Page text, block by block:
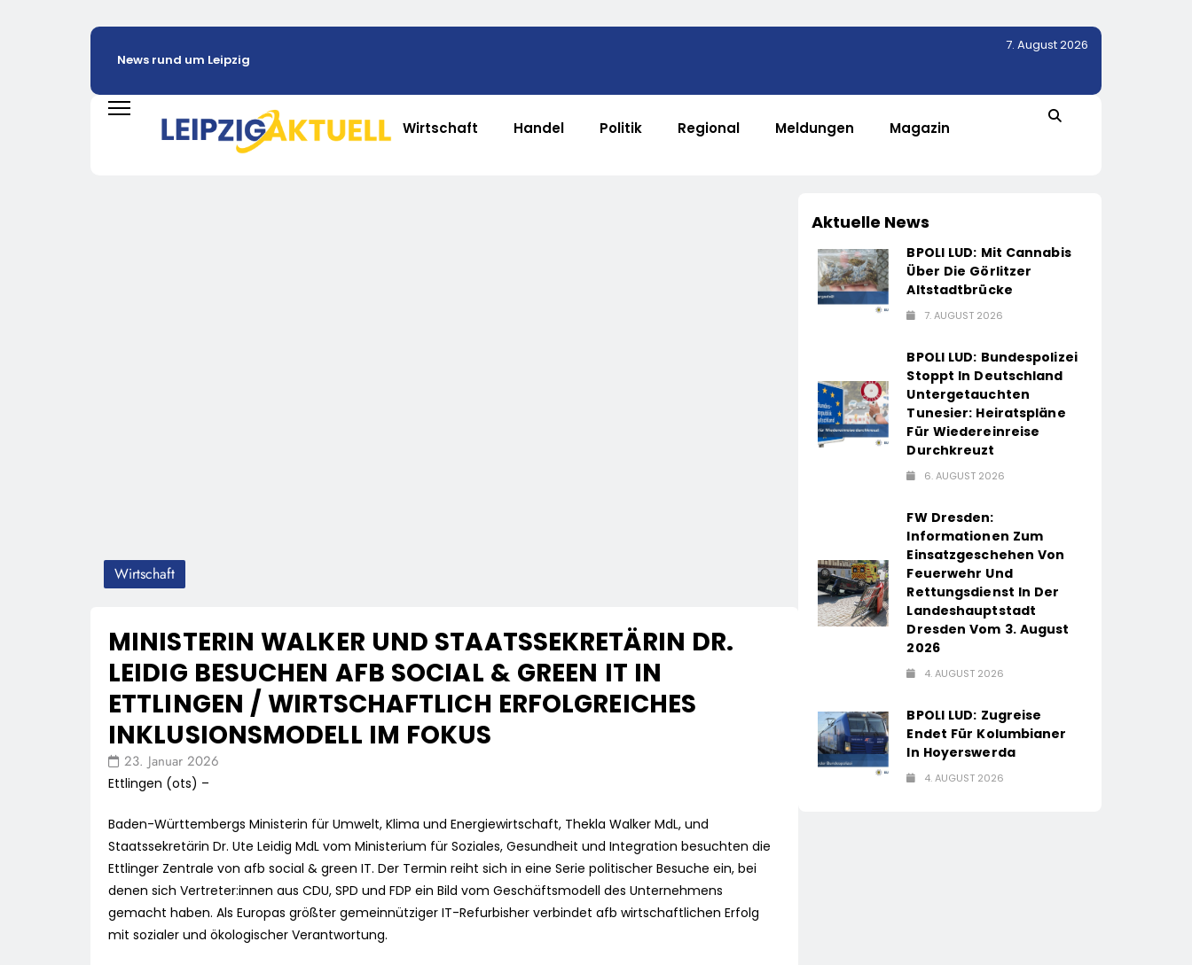
News rund um Leipzig
7. August 2026
Wirtschaft Handel Politik Regional Meldungen Magazin
Wirtschaft
MINISTERIN WALKER UND STAATSSEKRETÄRIN DR.
LEIDIG BESUCHEN AFB SOCIAL & GREEN IT IN
ETTLINGEN / WIRTSCHAFTLICH ERFOLGREICHES
INKLUSIONSMODELL IM FOKUS
23. Januar 2026
Ettlingen (ots) –
Baden-Württembergs Ministerin für Umwelt, Klima und Energiewirtschaft, Thekla Walker MdL, und
Staatssekretärin Dr. Ute Leidig MdL vom Ministerium für Soziales, Gesundheit und Integration besuchten die
Ettlinger Zentrale von afb social & green IT. Der Termin reiht sich in eine Serie politischer Besuche ein, bei
denen sich Vertreter:innen aus CDU, SPD und FDP ein Bild vom Geschäftsmodell des Unternehmens
gemacht haben. Als Europas größter gemeinnütziger IT-Refurbisher verbindet afb wirtschaftlichen Erfolg
mit sozialer und ökologischer Verantwortung.
Aktuelle News
BPOLI LUD: Mit Cannabis
Über Die Görlitzer
Altstadtbrücke
7. AUGUST 2026
BPOLI LUD: Bundespolizei
Stoppt In Deutschland
Untergetauchten
Tunesier: Heiratspläne
Für Wiedereinreise
Durchkreuzt
6. AUGUST 2026
FW Dresden:
Informationen Zum
Einsatzgeschehen Von
Feuerwehr Und
Rettungsdienst In Der
Landeshauptstadt
Dresden Vom 3. August
2026
4. AUGUST 2026
BPOLI LUD: Zugreise
Endet Für Kolumbianer
In Hoyerswerda
4. AUGUST 2026